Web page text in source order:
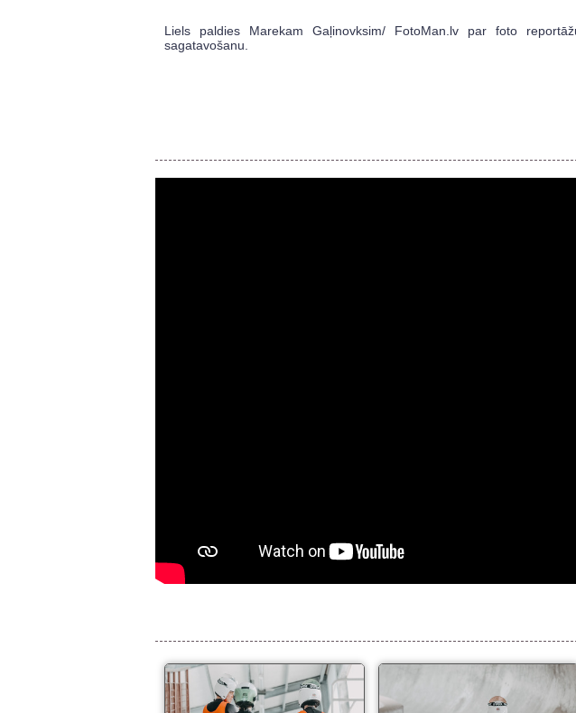
Liels paldies Marekam Gaļinovksim/ FotoMan.lv par foto
sagatavošanu.